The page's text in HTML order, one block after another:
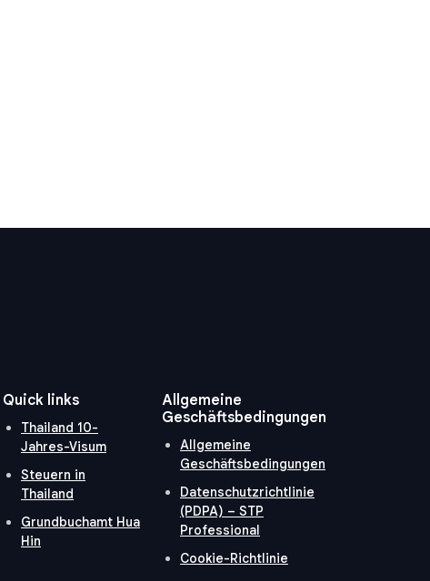
Quick links
Thailand 10-
Jahres-Visum
Steuern in
Thailand
Grundbuchamt Hua
Hin
Allgemeine
Geschäftsbedingungen
Allgemeine
Geschäftsbedingungen
Datenschutzrichtlinie
(PDPA) – STP
Professional
Cookie-Richtlinie